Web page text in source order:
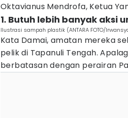
Oktavianus Mendrofa, Ketua
1. Butuh lebih banyak aksi
Ilustrasi sampah plastik (ANTARA FOTO/
Kata Damai, amatan mereka
pelik di Tapanuli Tengah.
berbatasan dengan perairan